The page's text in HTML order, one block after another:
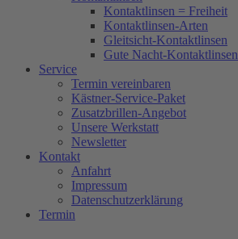
Kontaktlinsen = Freiheit
Kontaktlinsen-Arten
Gleitsicht-Kontaktlinsen
Gute Nacht-Kontaktlinsen
Service
Termin vereinbaren
Kästner-Service-Paket
Zusatzbrillen-Angebot
Unsere Werkstatt
Newsletter
Kontakt
Anfahrt
Impressum
Datenschutzerklärung
Termin